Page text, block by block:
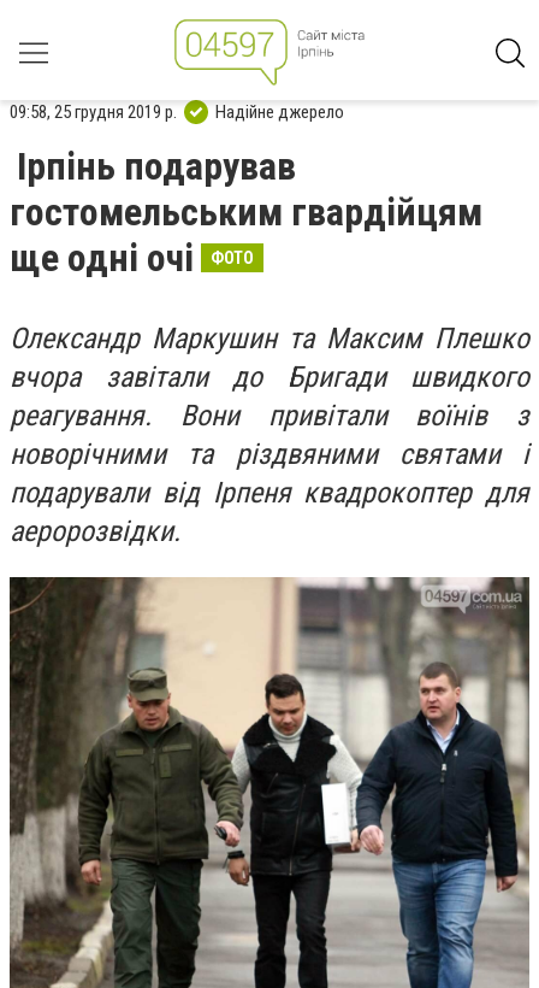
09:58, 25 грудня 2019 р. Надійне джерело
Ірпінь подарував
гостомельським гвардійцям
ще одні очі
ФОТО
Олександр Маркушин та Максим Плешко
вчора завітали до Бригади швидкого
реагування. Вони привітали воїнів з
новорічними та різдвяними святами і
подарували від Ірпеня квадрокоптер для
аеророзвідки.